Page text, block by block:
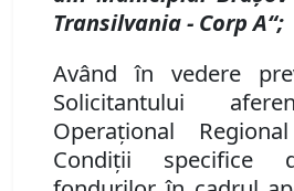
Transilvania - Corp A“;
Având în vedere
Solicitantului
Operaţional
Condiţii specifice